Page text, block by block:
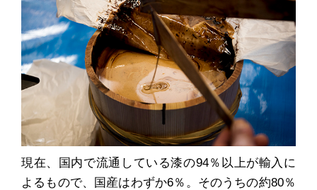
現在、国内で流通している漆の94％以上が輸入に
よるもので、国産はわずか6％。そのうちの約80％